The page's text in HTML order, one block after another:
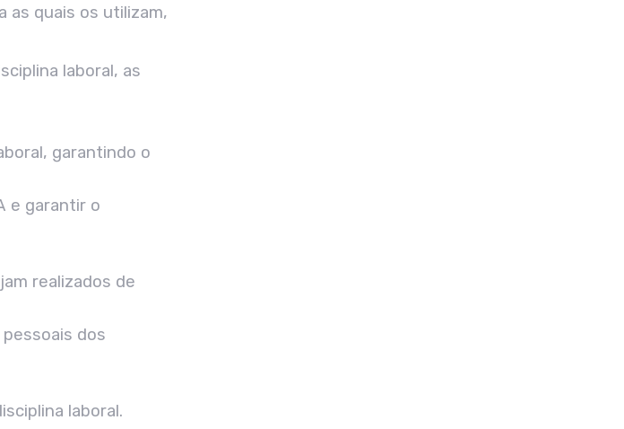
as quais os utilizam,
laboral, as
garantindo o
e garantir o
realizados de
dos
laboral.